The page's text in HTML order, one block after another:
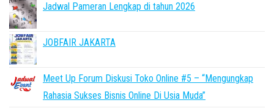
Jadwal Pameran Lengkap di tahun 2026
JOBFAIR JAKARTA
Meet Up Forum Diskusi Toko Online #5 – “Mengungkap
Rahasia Sukses Bisnis Online Di Usia Muda”